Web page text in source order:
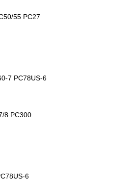
55 PC27
7 PC78US-6
8 PC300
6